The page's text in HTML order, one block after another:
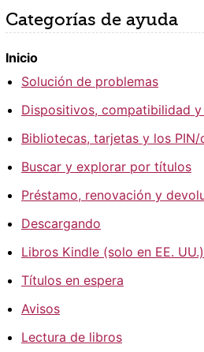
Categorías de ayuda
Inicio
Solución de problemas
Dispositivos, compatibilidad
Bibliotecas, tarjetas y los PIN/
Buscar y explorar por títulos
Préstamo, renovación y
Descargando
Libros Kindle (solo en EE. UU.)
Títulos en espera
Avisos
Lectura de libros